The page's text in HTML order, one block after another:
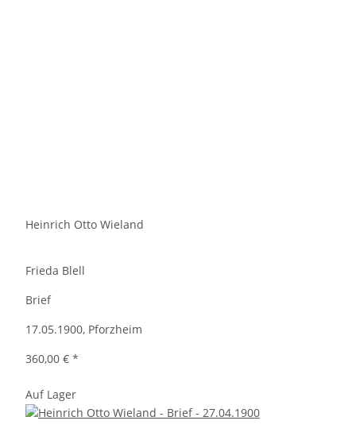
Heinrich Otto Wieland
Frieda Blell
Brief
17.05.1900, Pforzheim
360,00 € *
Auf Lager